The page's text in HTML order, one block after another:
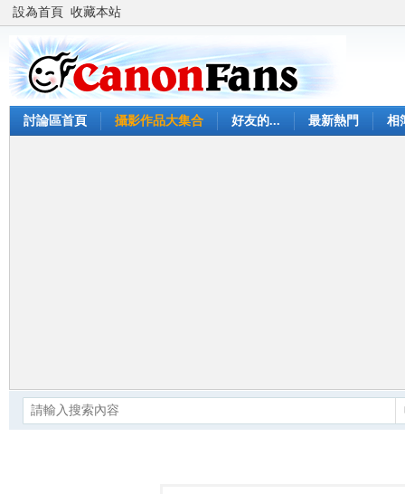
設為首頁 收藏本站
討論區首頁 攝影作品大集合 好友的... 最新熱門 相